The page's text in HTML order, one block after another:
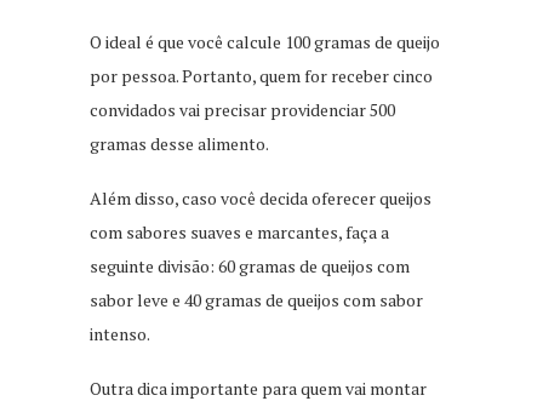
O ideal é que você calcule 100 gramas de queijo
por pessoa. Portanto, quem for receber cinco
convidados vai precisar providenciar 500
gramas desse alimento.
Além disso, caso você decida oferecer queijos
com sabores suaves e marcantes, faça a
seguinte divisão: 60 gramas de queijos com
sabor leve e 40 gramas de queijos com sabor
intenso.
Outra dica importante para quem vai montar